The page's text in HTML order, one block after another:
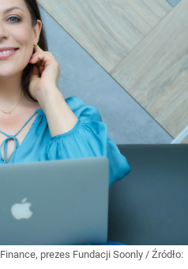
prezes Fundacji Soonly / Źródło: